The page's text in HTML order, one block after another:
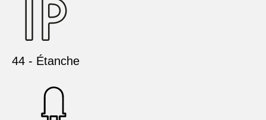
44 - Étanche